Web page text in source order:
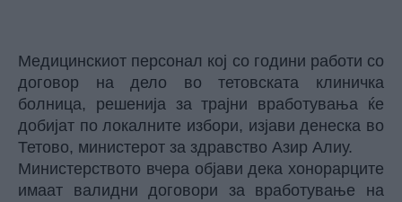
Медицинскиот персонал кој со години работи со
договор на дело во тетовската клиничка
болница, решенија за трајни вработувања ќе
добијат по локалните избори, изјави денеска во
Тетово, министерот за здравство Азир Алиу.
Министерството вчера објави дека хонорарците
имаат валидни договори за вработување на